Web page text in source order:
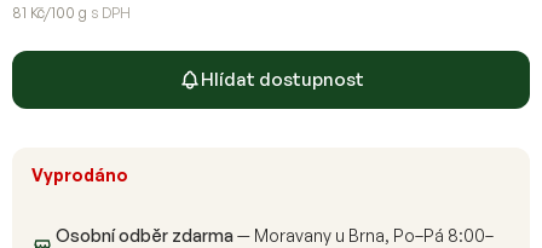
Vyprodáno
Osobní odběr zdarma— Moravany u Brna, Po–Pá 8:00–
81 Kč/100 g s DPH
cena:
Hlídat dostupnost